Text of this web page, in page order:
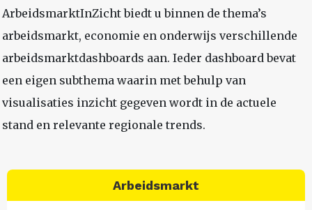
ArbeidsmarktInZicht biedt u binnen de thema’s
arbeidsmarkt, economie en onderwijs verschillende
arbeidsmarktdashboards aan. Ieder dashboard bevat
een eigen subthema waarin met behulp van
visualisaties inzicht gegeven wordt in de actuele
stand en relevante regionale trends.
Arbeidsmarkt